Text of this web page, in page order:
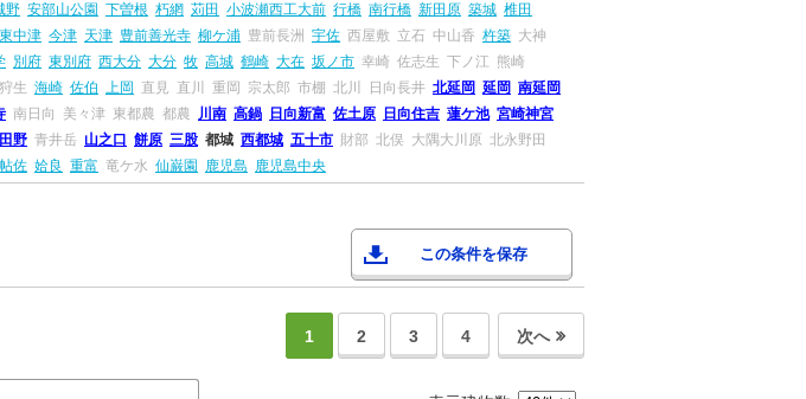
野 安部山公園 下曽根 朽網 苅田 小波瀬西工大前 行橋 南行橋 新田原 築城 椎田
東中津 今津 天津 豊前善光寺 柳ケ浦 豊前長洲 宇佐 西屋敷 立石 中山香 杵築 大神
別府 東別府 西大分 大分 牧 高城 鶴崎 大在 坂ノ市 幸崎 佐志生 下ノ江 熊崎
狩生 海崎 佐伯 上岡 直見 直川 重岡 宗太郎 市棚 北川 日向長井 北延岡 延岡 南延岡
南日向 美々津 東都農 都農 川南 高鍋 日向新富 佐土原 日向住吉 蓮ケ池 宮崎神宮
田野 青井岳 山之口 餅原 三股 都城 西都城 五十市 財部 北俣 大隅大川原 北永野田
帖佐 姶良 重富 竜ケ水 仙巌園 鹿児島 鹿児島中央
この条件を保存
1 2 3 4 次へ